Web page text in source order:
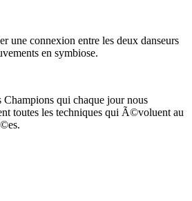
une connexion entre les deux danseurs
en symbiose.
Champions qui chaque jour nous
toutes les techniques qui Ã©voluent au